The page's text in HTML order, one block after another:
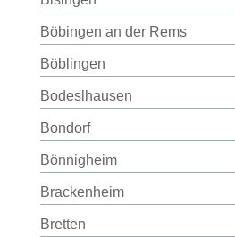
Böbingen an der Rems
Böblingen
Bodeslhausen
Bondorf
Bönnigheim
Brackenheim
Bretten